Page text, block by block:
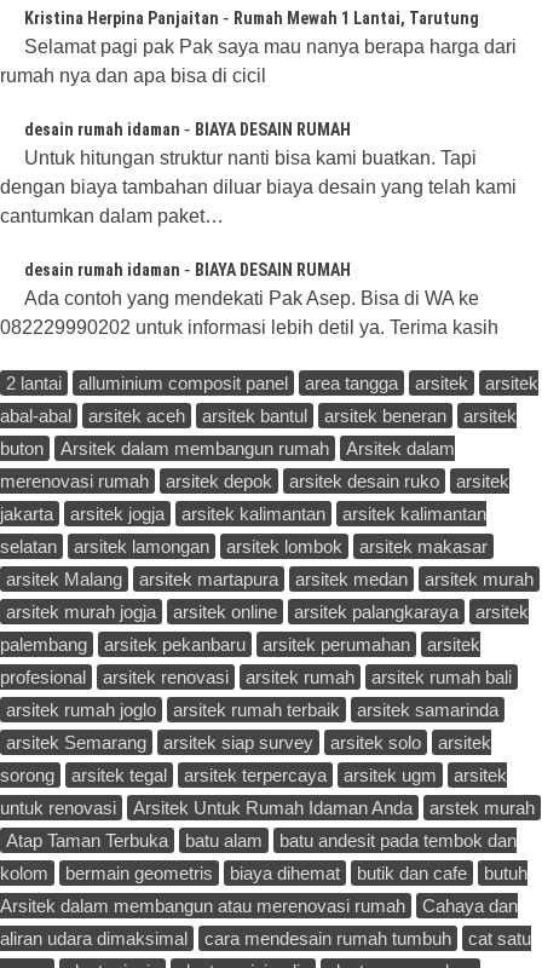
Kristina Herpina Panjaitan - Rumah Mewah 1 Lantai, Tarutung
Selamat pagi pak Pak saya mau nanya berapa harga dari
rumah nya dan apa bisa di cicil
desain rumah idaman - BIAYA DESAIN RUMAH
Untuk hitungan struktur nanti bisa kami buatkan. Tapi
dengan biaya tambahan diluar biaya desain yang telah kami
cantumkan dalam paket…
desain rumah idaman - BIAYA DESAIN RUMAH
Ada contoh yang mendekati Pak Asep. Bisa di WA ke
082229990202 untuk informasi lebih detil ya. Terima kasih
2 lantai alluminium composit panel area tangga arsitek
arsitek
abal-abal
arsitek aceh arsitek bantul arsitek beneran
arsitek
buton
Arsitek dalam membangun rumah
Arsitek dalam
merenovasi rumah
arsitek depok arsitek desain ruko
arsitek
jakarta
arsitek jogja arsitek kalimantan
arsitek kalimantan
selatan
arsitek lamongan arsitek lombok
arsitek makasar
arsitek Malang
arsitek martapura arsitek medan
arsitek murah
arsitek murah jogja
arsitek online arsitek palangkaraya
arsitek
palembang
arsitek pekanbaru arsitek perumahan
arsitek
profesional
arsitek renovasi arsitek rumah
arsitek rumah bali
arsitek rumah joglo
arsitek rumah terbaik
arsitek samarinda
arsitek Semarang
arsitek siap survey arsitek solo
arsitek
sorong
arsitek tegal arsitek terpercaya arsitek ugm
arsitek
untuk renovasi
Arsitek Untuk Rumah Idaman Anda
arstek murah
Atap Taman Terbuka
batu alam
batu andesit pada tembok dan
kolom
bermain geometris biaya dihemat butik dan cafe
butuh
Arsitek dalam membangun atau merenovasi rumah
Cahaya dan
aliran udara dimaksimal
cara mendesain rumah tumbuh
cat satu